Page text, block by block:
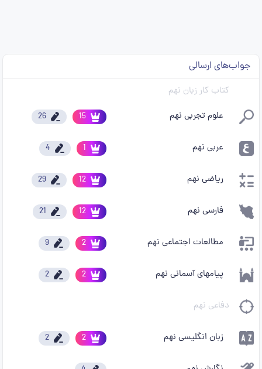
جواب‌های ارسالی
کتاب کار زبان نهم
علوم تجربی نهم
15
26
عربی نهم 1
4
ریاضی نهم 12
29
فارسی نهم 12
21
مطالعات اجتماعی نهم 2
9
پیامهای آسمانی نهم 2
2
دفاعی نهم
زبان انگلیسی نهم 2
2